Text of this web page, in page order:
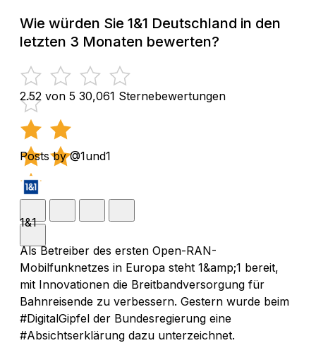
Wie würden Sie 1&1 Deutschland in den
letzten 3 Monaten bewerten?
2.52 von 5 30,061 Sternebewertungen
Posts by @1und1
1&1
Als Betreiber des ersten Open-RAN-
Mobilfunknetzes in Europa steht 1&amp;1 bereit,
mit Innovationen die Breitbandversorgung für
Bahnreisende zu verbessern. Gestern wurde beim
#DigitalGipfel der Bundesregierung eine
#Absichtserklärung dazu unterzeichnet.